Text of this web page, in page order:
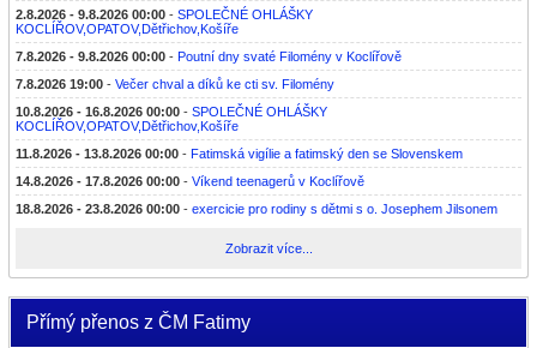
2.8.2026 - 9.8.2026 00:00 - SPOLEČNÉ OHLÁŠKY
KOCLÍŘOV,OPATOV,Dětřichov,Košíře
7.8.2026 - 9.8.2026 00:00 - Poutní dny svaté Filomény v Koclířově
7.8.2026 19:00 - Večer chval a díků ke cti sv. Filomény
10.8.2026 - 16.8.2026 00:00 - SPOLEČNÉ OHLÁŠKY
KOCLÍŘOV,OPATOV,Dětřichov,Košíře
11.8.2026 - 13.8.2026 00:00 - Fatimská vigílie a fatimský den se Slovenskem
14.8.2026 - 17.8.2026 00:00 - Víkend teenagerů v Koclířově
18.8.2026 - 23.8.2026 00:00 - exercicie pro rodiny s dětmi s o. Josephem Jilsonem
Zobrazit více...
Přímý přenos z ČM Fatimy